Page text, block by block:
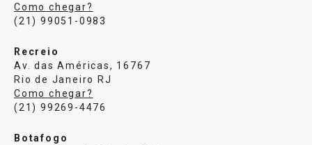
Como chegar?
(21) 99051-0983
Recreio
Av. das Américas, 16767
Rio de Janeiro RJ
Como chegar?
(21) 99269-4476
Botafogo